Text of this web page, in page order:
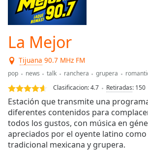
Skip
Forward
Mute
Current
Time0:00
Duration-:-
Loaded:
0.00%
Stream
TypeLIVE
Seek to
currently
behind
La Mejor
Tijuana 90.7 MHz FM
pop news talk ranchera grupera
Clasificacion:4.7 Retiradas: 150
Estación que transmite una
diferentes contenidos para
todos los gustos, con música en
apreciados por el oyente latino como
tradicional mexicana y grupera.